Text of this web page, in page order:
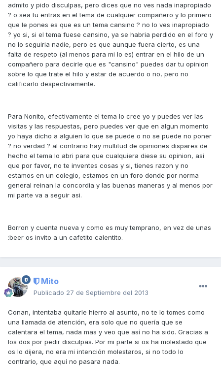
admito y pido disculpas, pero dices que no ves nada inapropiado
? o sea tu entras en el tema de cualquier compañero y lo primero
que le pones es que es un tema cansino ? no lo ves inapropiado
? yo si, si el tema fuese cansino, ya se habria perdido en el foro y
no lo seguiria nadie, pero es que aunque fuera cierto, es una
falta de respeto (al menos para mi lo es) entrar en el hilo de un
compañero para decirle que es "cansino" puedes dar tu opinion
sobre lo que trate el hilo y estar de acuerdo o no, pero no
calificarlo despectivamente.
Para Nonito, efectivamente el tema lo cree yo y puedes ver las
visitas y las respuestas, pero puedes ver que en algun momento
yo haya dicho a alguien lo que se puede o no se puede no poner
? no verdad ? al contrario hay multitud de opiniones dispares de
hecho el tema lo abri para que cualquiera diese su opinion, asi
que por favor, no te inventes cosas y si, tienes razon y no
estamos en un colegio, estamos en un foro donde por norma
general reinan la concordia y las buenas maneras y al menos por
mi parte va a seguir asi.
Borron y cuenta nueva y como es muy temprano, en vez de unas
:beer os invito a un cafetito calentito.
Mito
Publicado 27 de Septiembre del 2013
Conan, intentaba quitarle hierro al asunto, no te lo tomes como
una llamada de atención, era solo que no quería que se
calentara el tema, nada mas y veo que así no ha sido. Gracias a
los dos por pedir disculpas. Por mi parte si os ha molestado que
os lo dijera, no era mi intención molestaros, si no todo lo
contrario, que aquí no pasara nada.